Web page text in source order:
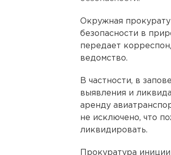
Окружная
безопасности в
передает
ведомство.
В частности, в
выявления и
аренду
не исключено, что
ликвидировать.
Прокуратура